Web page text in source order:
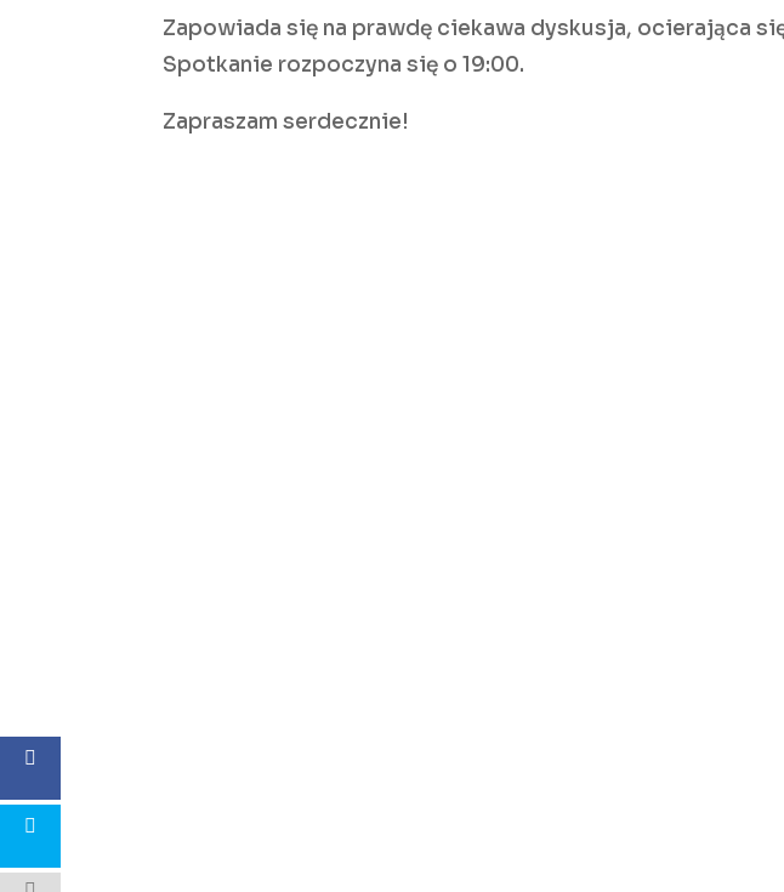
Zapowiada się na prawdę ciekawa dyskusja, ocierająca
Spotkanie rozpoczyna się o 19:00.
Zapraszam serdecznie!